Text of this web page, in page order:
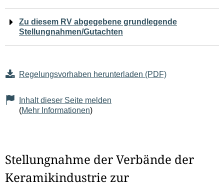
Zu diesem RV abgegebene grundlegende
Stellungnahmen/Gutachten
Regelungsvorhaben herunterladen (PDF)
Inhalt dieser Seite melden
(Mehr Informationen)
Stellungnahme der Verbände der
Keramikindustrie zur